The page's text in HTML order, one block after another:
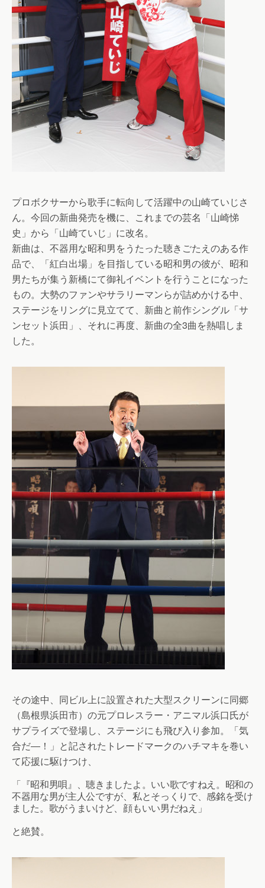
プロボクサーから歌手に転向して活躍中の山崎ていじさ
ん。今回の新曲発売を機に、これまでの芸名「山崎悌
史」から「山崎ていじ」に改名。
新曲は、不器用な昭和男をうたった聴きごたえのある作
品で、「紅白出場」を目指している昭和男の彼が、昭和
男たちが集う新橋にて御礼イベントを行うことになった
もの。大勢のファンやサラリーマンらが詰めかける中、
ステージをリングに見立てて、新曲と前作シングル「サ
ンセット浜田」、それに再度、新曲の全3曲を熱唱しま
した。
その途中、同ビル上に設置された大型スクリーンに同郷
（島根県浜田市）の元プロレスラー・アニマル浜口氏が
サプライズで登場し、ステージにも飛び入り参加。「気
合だ―！」と記されたトレードマークのハチマキを巻い
て応援に駆けつけ、
「『昭和男唄』、聴きましたよ。いい歌ですねえ。昭和の
不器用な男が主人公ですが、私とそっくりで、感銘を受け
ました。歌がうまいけど、顔もいい男だねえ」
と絶賛。